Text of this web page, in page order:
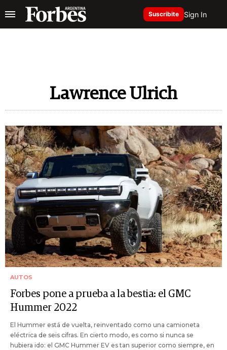
Suscribite Sign In
Lawrence Ulrich
AUTOS
Forbes pone a prueba a la bestia: el GMC
Hummer 2022
El Hummer está de vuelta, reinventado como una camioneta
eléctrica de seis cifras. En cierto modo, es como si nunca se
hubiera ido: el GMC Hummer EV es tan superior como siempre, en